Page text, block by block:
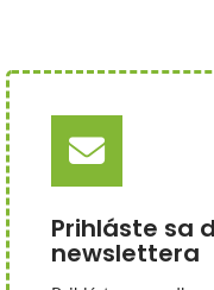
Prihláste sa
newslettera